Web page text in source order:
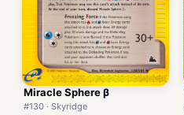
Miracle Sphere β
#130 · Skyridge